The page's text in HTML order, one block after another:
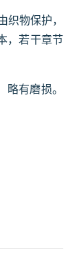
织物保护，
，若干章节
有磨损。